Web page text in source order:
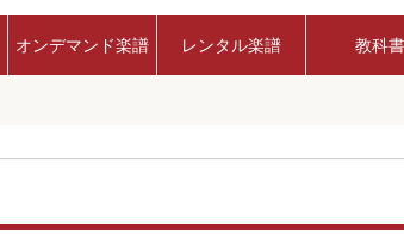
オンデマンド楽譜 レンタル楽譜 教科書